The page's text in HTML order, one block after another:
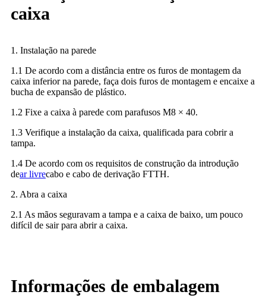
caixa
1. Instalação na parede
1.1 De acordo com a distância entre os furos de montagem da
caixa inferior na parede, faça dois furos de montagem e encaixe a
bucha de expansão de plástico.
1.2 Fixe a caixa à parede com parafusos M8 × 40.
1.3 Verifique a instalação da caixa, qualificada para cobrir a
tampa.
1.4 De acordo com os requisitos de construção da introdução
dear livrecabo e cabo de derivação FTTH.
2. Abra a caixa
2.1 As mãos seguravam a tampa e a caixa de baixo, um pouco
difícil de sair para abrir a caixa.
Informações de embalagem